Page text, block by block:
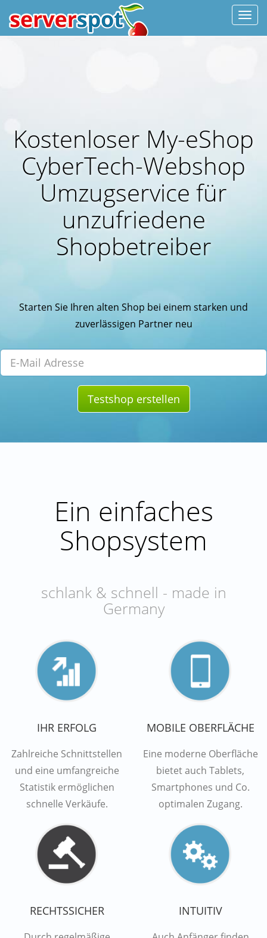
Kostenloser My-eShop
CyberTech-Webshop
Umzugservice für
unzufriedene
Shopbetreiber
Starten Sie Ihren alten Shop bei einem starken und
zuverlässigen Partner neu
Testshop erstellen
Ein einfaches
Shopsystem
schlank & schnell - made in
Germany
IHR ERFOLG
Zahlreiche Schnittstellen
und eine umfangreiche
Statistik ermöglichen
schnelle Verkäufe.
MOBILE OBERFLÄCHE
Eine moderne Oberfläche
bietet auch Tablets,
Smartphones und Co.
optimalen Zugang.
RECHTSSICHER INTUITIV